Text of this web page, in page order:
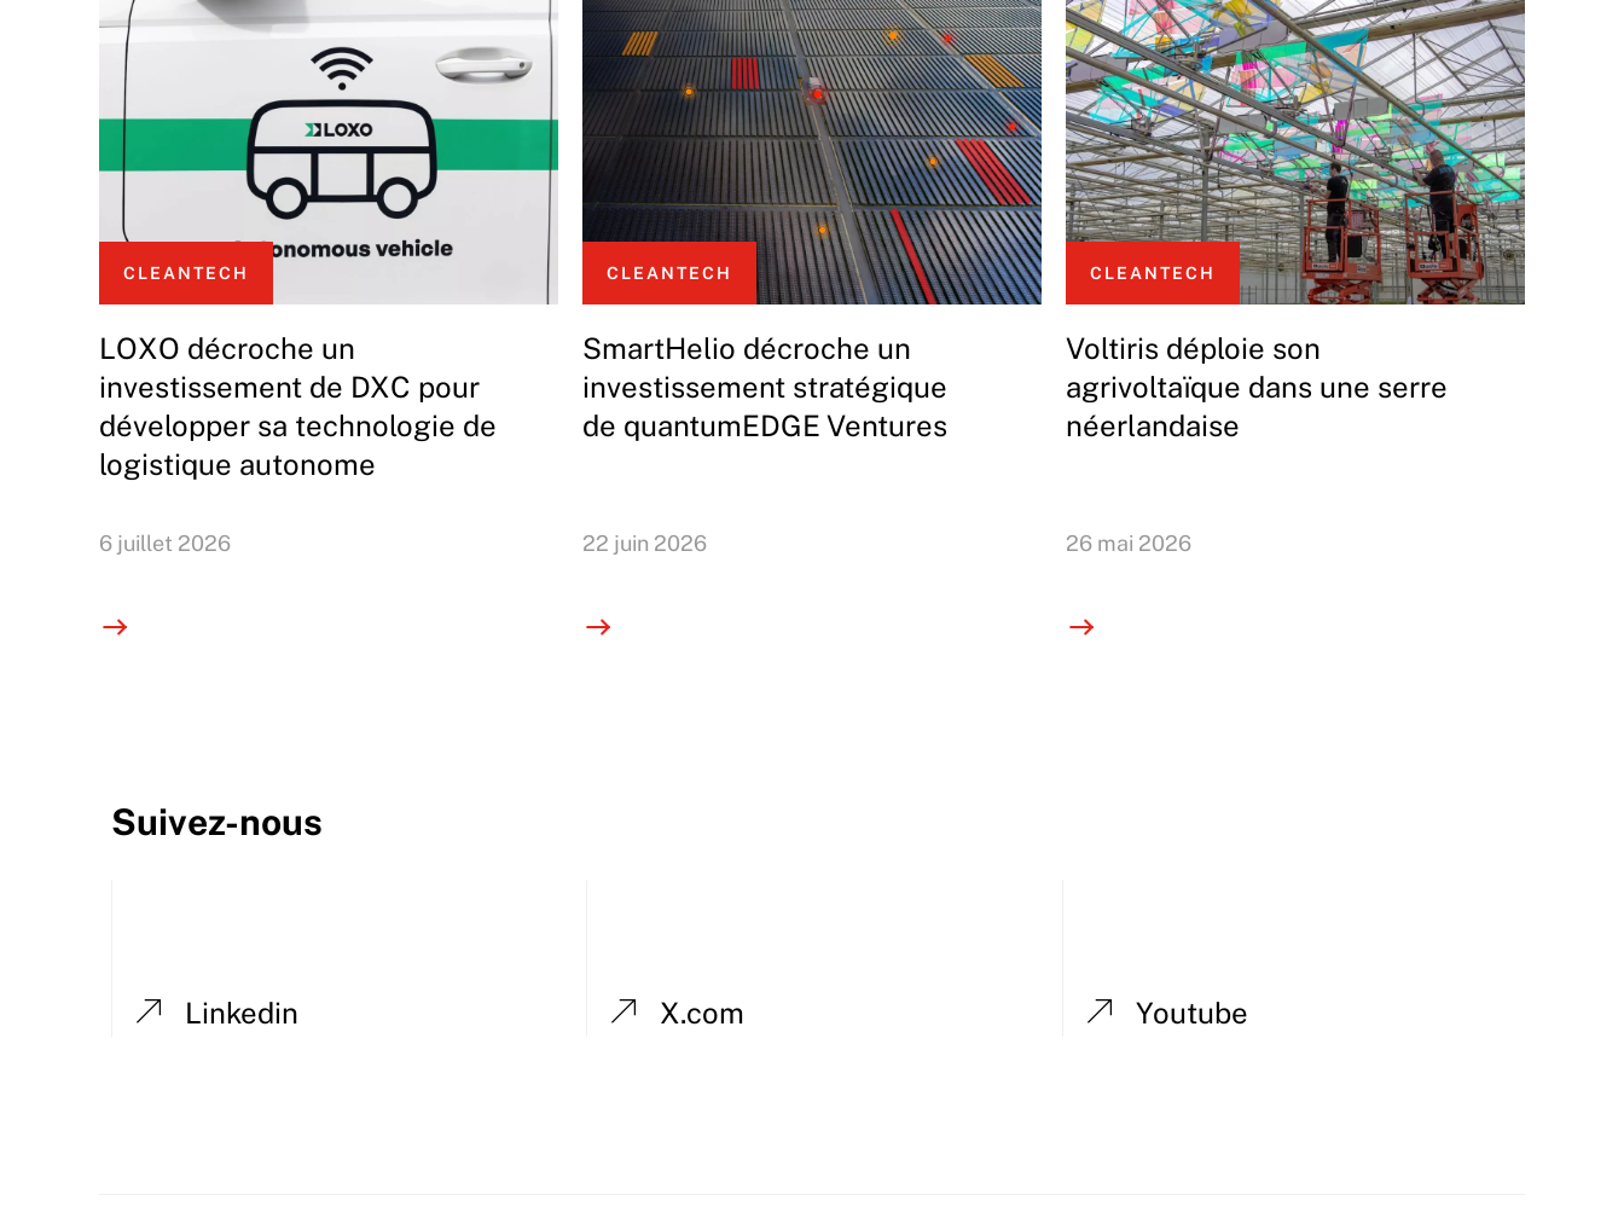
CLEANTECH
LOXO décroche un
investissement de DXC pour
développer sa technologie de
logistique autonome
6 juillet 2026
CLEANTECH
SmartHelio décroche un
investissement stratégique
de quantumEDGE Ventures
22 juin 2026
CLEANTECH
Voltiris déploie son
agrivoltaïque dans une serre
néerlandaise
26 mai 2026
Suivez-nous
Linkedin X.com Youtube